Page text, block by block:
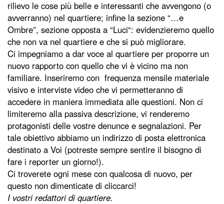
rilievo le cose più belle e interessanti che avvengono (o
avverranno) nel quartiere; infine la sezione “…e
Ombre”, sezione opposta a “Luci“: evidenzieremo quello
che non va nel quartiere e che si può migliorare.
Ci impegniamo a dar voce al quartiere per proporre un
nuovo rapporto con quello che vi è vicino ma non
familiare. Inseriremo con frequenza mensile materiale
visivo e interviste video che vi permetteranno di
accedere in maniera immediata alle questioni. Non ci
limiteremo alla passiva descrizione, vi renderemo
protagonisti delle vostre denunce e segnalazioni. Per
tale obiettivo abbiamo un indirizzo di posta elettronica
destinato a Voi (potreste sempre sentire il bisogno di
fare i reporter un giorno!).
Ci troverete ogni mese con qualcosa di nuovo, per
questo non dimenticate di cliccarci!
I vostri redattori di quartiere.